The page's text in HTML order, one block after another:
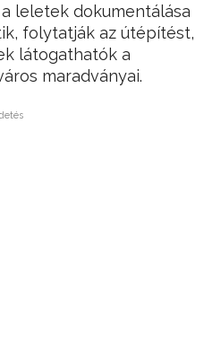
leletek dokumentálása
folytatják az útépítést,
látogathatók a
maradványai.